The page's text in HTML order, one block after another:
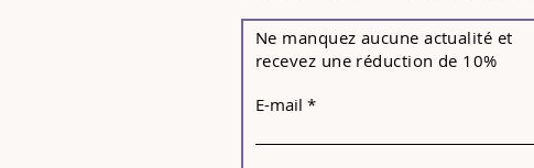
Ne manquez aucune actualité et
recevez une réduction de 10%
E-mail